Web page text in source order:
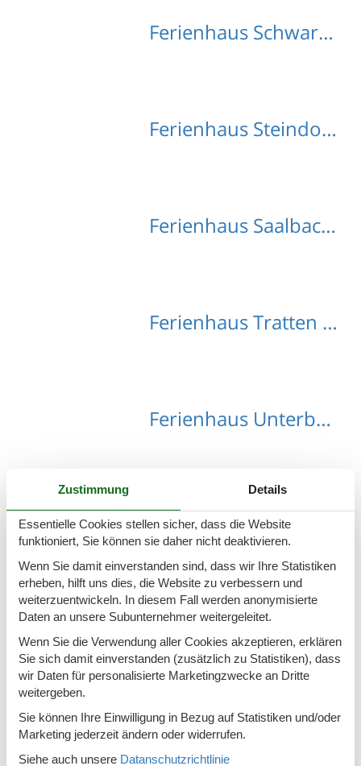
Ferienhaus Schwarzach mit Hund
Ferienhaus Steindorf (Salzburg) mit Hund
Ferienhaus Saalbach mit Hund
Ferienhaus Tratten mit Hund
Ferienhaus Unterbairdorf mit Hund
Ferienhaus Vorderwaldberg mit Hund
Ferienhaus Winklerdorfl mit Hund
Zustimmung Details
Essentielle Cookies stellen sicher, dass die Website
funktioniert, Sie können sie daher nicht deaktivieren.
Wenn Sie damit einverstanden sind, dass wir Ihre Statistiken
erheben, hilft uns dies, die Website zu verbessern und
weiterzuentwickeln. In diesem Fall werden anonymisierte
Daten an unsere Subunternehmer weitergeleitet.
Wenn Sie die Verwendung aller Cookies akzeptieren, erklären
Sie sich damit einverstanden (zusätzlich zu Statistiken), dass
wir Daten für personalisierte Marketingzwecke an Dritte
weitergeben.
Sie können Ihre Einwilligung in Bezug auf Statistiken und/oder
Marketing jederzeit ändern oder widerrufen.
Siehe auch unsere Datanschutzrichtlinie